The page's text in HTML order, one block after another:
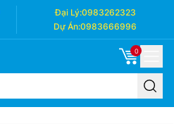
Đại Lý:0983262323
Dự Án:0983666996
0